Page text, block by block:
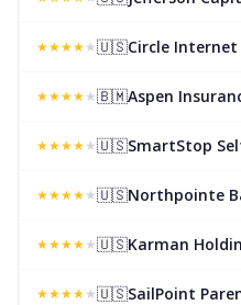
★★★★★🇺🇸Circle Internet
★★★★★🇧🇲Aspen
★★★★★🇺🇸SmartStop
★★★★★🇺🇸Northpointe
★★★★★🇺🇸Karman
★★★★★🇺🇸SailPoint